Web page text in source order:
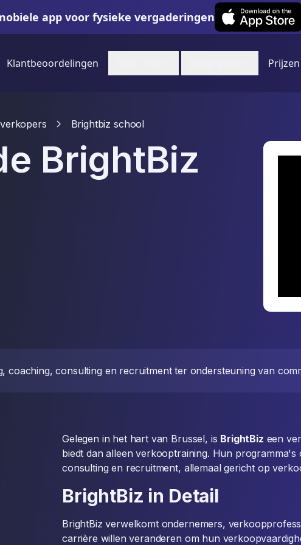
app voor fysieke vergaderingen
Leexi on iOS
Klantbeoordelingen Prijzen
Brightbiz school
BrightBiz
coaching, consulting en recruitment ter ondersteuning van
Gelegen in het hart van Brussel, is BrightBiz een
biedt dan alleen verkooptraining. Hun programma's
consulting en recruitment, allemaal gericht op
BrightBiz in Detail
BrightBiz verwelkomt ondernemers,
carrière willen veranderen om hun